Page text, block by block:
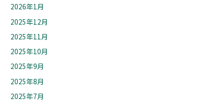
2026年1月
2025年12月
2025年11月
2025年10月
2025年9月
2025年8月
2025年7月